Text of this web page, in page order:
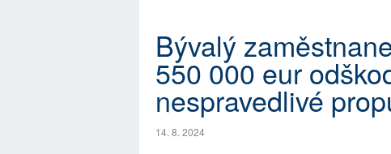
Bývalý
550 000 eur
nespravedlivé
14. 8. 2024